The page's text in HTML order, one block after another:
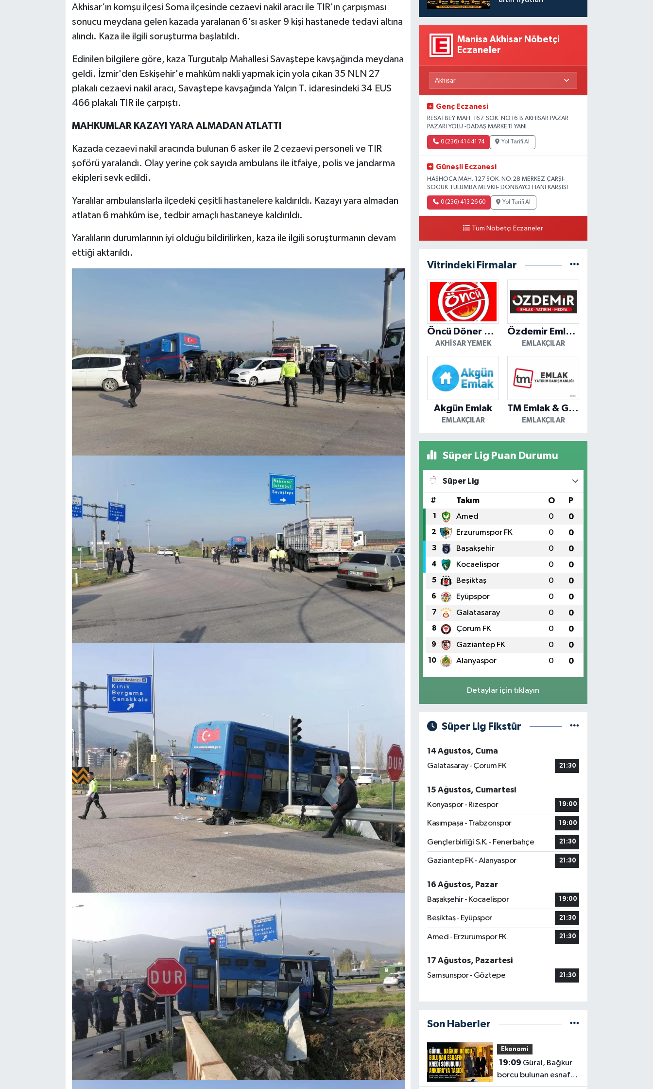
Akhisar’ın komşu ilçesi Soma ilçesinde cezaevi nakil aracı ile TIR'ın çarpışması
sonucu meydana gelen kazada yaralanan 6'sı asker 9 kişi hastanede tedavi altına
alındı. Kaza ile ilgili soruşturma başlatıldı.
Edinilen bilgilere göre, kaza Turgutalp Mahallesi Savaştepe kavşağında meydana
geldi. İzmir'den Eskişehir'e mahkûm nakli yapmak için yola çıkan 35 NLN 27
plakalı cezaevi nakil aracı, Savaştepe kavşağında Yalçın T. idaresindeki 34 EUS
466 plakalı TIR ile çarpıştı.
MAHKUMLAR KAZAYI YARA ALMADAN ATLATTI
Kazada cezaevi nakil aracında bulunan 6 asker ile 2 cezaevi personeli ve TIR
şoförü yaralandı. Olay yerine çok sayıda ambulans ile itfaiye, polis ve jandarma
ekipleri sevk edildi.
Yaralılar ambulanslarla ilçedeki çeşitli hastanelere kaldırıldı. Kazayı yara almadan
atlatan 6 mahkûm ise, tedbir amaçlı hastaneye kaldırıldı.
Yaralıların durumlarının iyi olduğu bildirilirken, kaza ile ilgili soruşturmanın devam
ettiği aktarıldı.
Manisa Akhisar Nöbetçi
Eczaneler
Genç Eczanesi
RESATBEY MAH. 167. SOK. NO.16 B AKHISAR PAZAR
PAZARI YOLU -DADAŞ MARKETİ YANI
0 (236) 414 41 74 Yol Tarifi Al
Güneşli Eczanesi
HASHOCA MAH. 127 SOK. NO:28 MERKEZ ÇARŞI-
SOĞUK TULUMBA MEVKİİ- DONBAYCI HANI KARŞISI
0 (236) 413 26 60 Yol Tarifi Al
Tüm Nöbetçi Eczaneler
Vitrindeki Firmalar
Öncü Döner Akhisar
AKHISAR YEMEK
Özdemir Emlak Yatırım
EMLAKÇILAR
Akgün Emlak
EMLAKÇILAR
TM Emlak & Gayrimenkul
EMLAKÇILAR
Süper Lig Puan Durumu
Süper Lig
# Takım O P
1 Amed 0 0
2 Erzurumspor FK 0 0
3 Başakşehir 0 0
4 Kocaelispor 0 0
5 Beşiktaş 0 0
6 Eyüpspor 0 0
7 Galatasaray 0 0
8 Çorum FK 0 0
9 Gaziantep FK 0 0
10 Alanyaspor 0 0
Detaylar için tıklayın
Süper Lig Fikstür
14 Ağustos, Cuma
Galatasaray - Çorum FK
21:30
15 Ağustos, Cumartesi
Konyaspor - Rizespor
19:00
Kasımpaşa - Trabzonspor 19:00
Gençlerbirliği S.K. - Fenerbahçe 21:30
Gaziantep FK - Alanyaspor 21:30
16 Ağustos, Pazar
Başakşehir - Kocaelispor
19:00
Beşiktaş - Eyüpspor 21:30
Amed - Erzurumspor FK 21:30
17 Ağustos, Pazartesi
Samsunspor - Göztepe
21:30
Son Haberler
Ekonomi
19:09
borcu bulunan esnafın
Akhisar Emlak